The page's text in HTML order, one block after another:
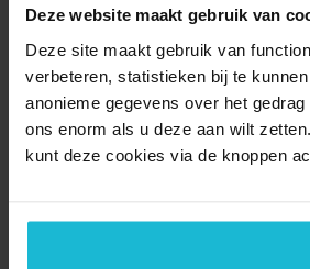
Deze website maakt gebruik van
Deze site maakt gebruik van
verbeteren, statistieken bij te
anonieme gegevens over het
ons enorm als u deze aan wilt
kunt deze cookies via de knoppen